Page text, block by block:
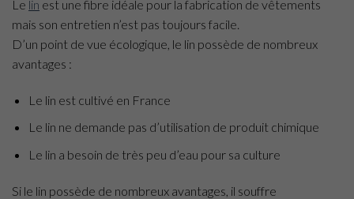
Le lin est une fibre idéale pour la fabrication de vêtements
mais son entretien n’est pas toujours facile.
D’un point de vue écologique, le lin possède de nombreux
avantages :
Le lin est cultivé en France
Le lin ne demande pas d’utilisation de produit chimique
Le lin a besoin de très peu d’eau pour sa culture
Si le lin possède de nombreux avantages, il souffre